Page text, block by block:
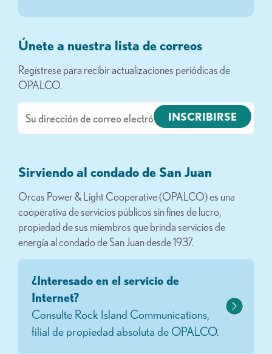
Únete a nuestra lista de correos
Regístrese para recibir actualizaciones periódicas de
OPALCO.
electrónico
Sirviendo al condado de San Juan
Orcas Power & Light Cooperative (OPALCO) es una
cooperativa de servicios públicos sin fines de lucro,
propiedad de sus miembros que brinda servicios de
energía al condado de San Juan desde 1937.
¿Interesado en el servicio de
Internet?
Consulte Rock Island Communications,
filial de propiedad absoluta de OPALCO.